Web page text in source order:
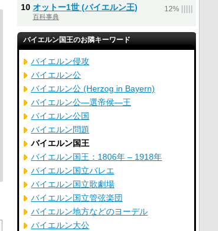
10 オットー1世 (バイエルン王)
百科事典
12%
バイエルン国王のお隣キーワード
バイエルン侵攻
バイエルン公
バイエルン公 (Herzog in Bayern)
バイエルン公―選帝侯―王
バイエルン公国
バイエルン問題
バイエルン国王
バイエルン国王：1806年 – 1918年
バイエルン国立バレエ
バイエルン国立歌劇場
バイエルン国立管弦楽団
バイエルン地方などのヨーデル
バイエルン大公